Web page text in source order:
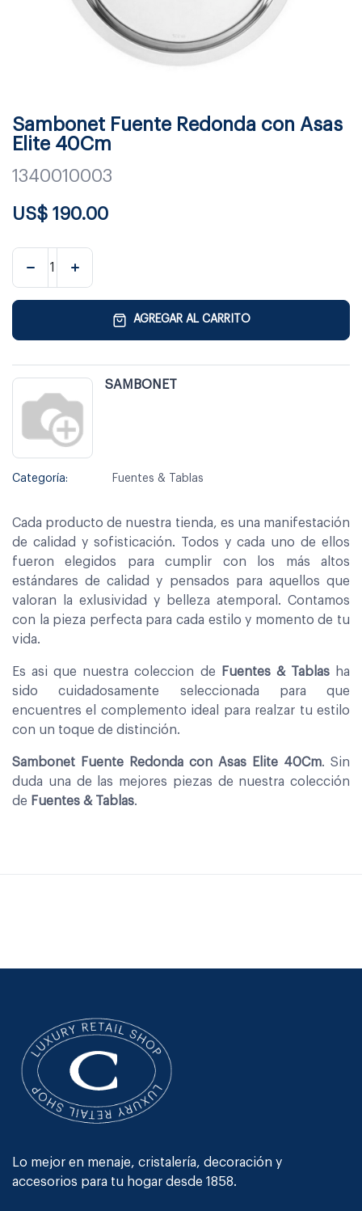
Sambonet Fuente Redonda con Asas
Elite 40Cm
1340010003
US$ 190.00
AGREGAR AL CARRITO
SAMBONET
Categoría: Fuentes & Tablas
Cada producto de nuestra tienda, es una manifestación
de calidad y sofisticación. Todos y cada uno de ellos
fueron elegidos para cumplir con los más altos
estándares de calidad y pensados para aquellos que
valoran la exlusividad y belleza atemporal. Contamos
con la pieza perfecta para cada estilo y momento de tu
vida.
Es asi que nuestra coleccion de Fuentes & Tablasha
sido cuidadosamente seleccionada para que
encuentres el complemento ideal para realzar tu estilo
con un toque de distinción.
Sambonet Fuente Redonda con Asas Elite 40Cm. Sin
duda una de las mejores piezas de nuestra colección
de Fuentes & Tablas.
Lo mejor en menaje, cristalería, decoración y
accesorios para tu hogar desde 1858.